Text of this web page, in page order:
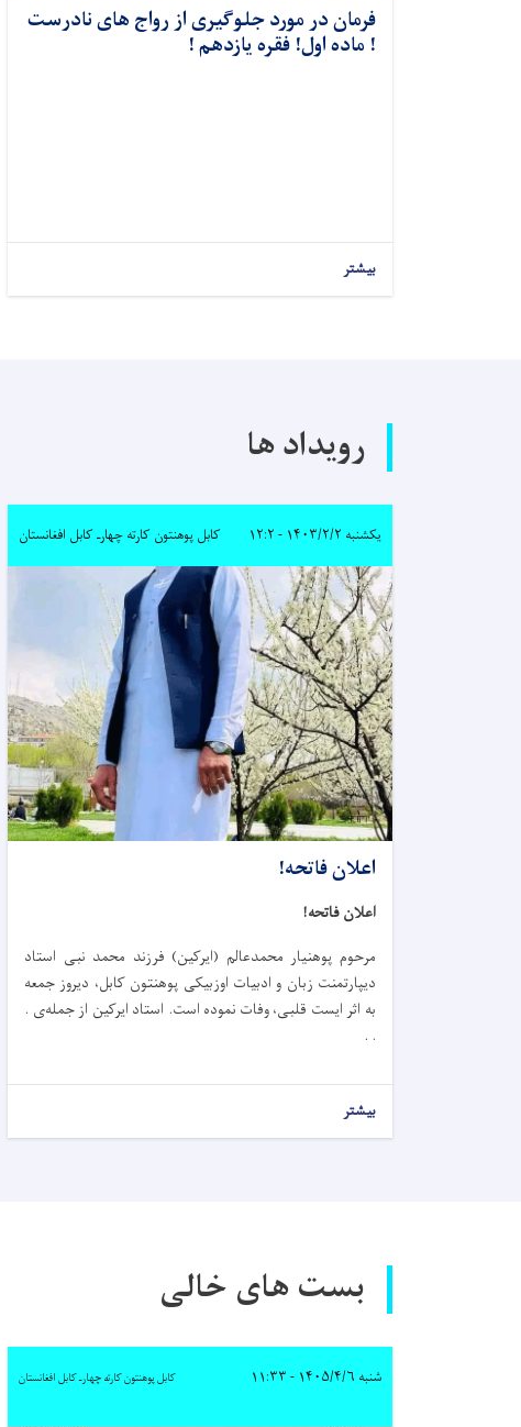
فرمان در مورد جلوگیری از رواج های نادرست
! ماده اول! فقره یازدهم !
بیشتر
رویداد ها
یکشنبه ۱۴۰۳/۲/۲ - ۱۲:۲ کابل پوهنتون کارته چهارـ کابل افغانستان
اعلان فاتحه!
اعلان فاتحه!
مرحوم پوهنیار محمدعالم (ایرکین) فرزند محمد نبی استاد
دیپارتمنت زبان و ادبیات اوزبیکی پوهنتون کابل، دیروز جمعه
به اثر ایست قلبی، وفات نموده است. استاد ایرکین از جمله‌ی .
. .
بیشتر
بست های خالی
شنبه ۱۴۰۵/۴/۶ - ۱۱:۳۳ کابل پوهنتون کارته چهارـ کابل افغانستان